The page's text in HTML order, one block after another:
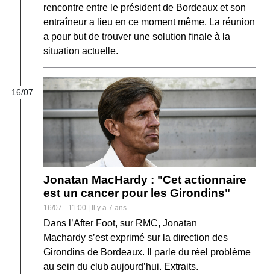
rencontre entre le président de Bordeaux et son
entraîneur a lieu en ce moment même. La réunion
a pour but de trouver une solution finale à la
situation actuelle.
16/07
Jonatan MacHardy : "Cet actionnaire
est un cancer pour les Girondins"
16/07 - 11:00 | Il y a 7 ans
Dans l’After Foot, sur RMC, Jonatan
Machardy s’est exprimé sur la direction des
Girondins de Bordeaux. Il parle du réel problème
au sein du club aujourd’hui. Extraits.